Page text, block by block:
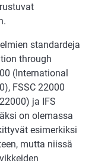
standardeja
through
(International
FSSC 22000
ja IFS
on olemassa
esimerkiksi
mutta niissä